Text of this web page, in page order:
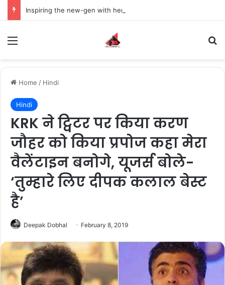
Home / Hindi
Hindi
KRK ने ट्विटर पर किया करण
जौहर को किया प्रपोज कहा मेरा
वैलेंटाइन बनोगे, यूजर्स बोले-
‘तुम्हारे लिए दीपक कलाल बेस्ट
है’
Deepak Dobhal February 8, 2019